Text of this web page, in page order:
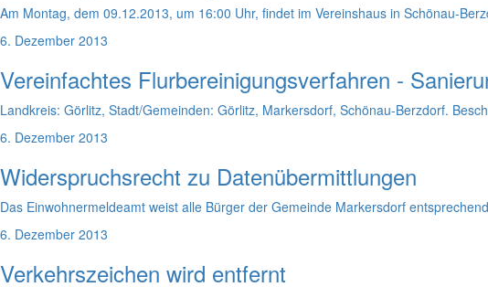
Am Montag, dem 09.12.2013, um 16:00 Uhr, findet im Vereinshaus in Schönau-
6. Dezember 2013
Vereinfachtes Flurbereinigungsverfahren -
Landkreis: Görlitz, Stadt/Gemeinden: Görlitz, Markersdorf, Schönau-Berzdorf.
6. Dezember 2013
Widerspruchsrecht zu Datenübermittlungen
Das Einwohnermeldeamt weist alle Bürger der Gemeinde Markersdorf
6. Dezember 2013
Verkehrszeichen wird entfernt